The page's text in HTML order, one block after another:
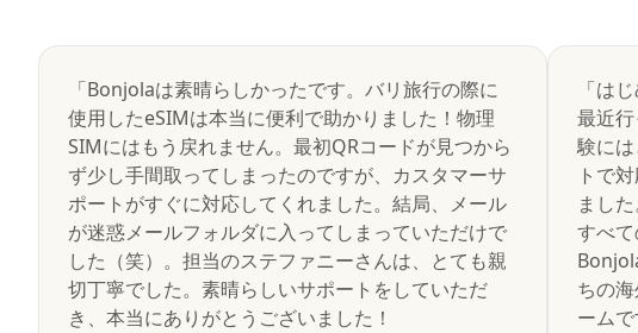
「Bonjolaは素晴らしかったです。バリ旅行の際に
使用したeSIMは本当に便利で助かりました！物理
SIMにはもう戻れません。最初QRコードが見つから
ず少し手間取ってしまったのですが、カスタマーサ
ポートがすぐに対応してくれました。結局、メール
が迷惑メールフォルダに入ってしまっていただけで
した（笑）。担当のステファニーさんは、とても親
切丁寧でした。素晴らしいサポートをしていただ
き、本当にありがとうございました！
「は
最近
験に
トで
まし
すべて
ちの
ーム